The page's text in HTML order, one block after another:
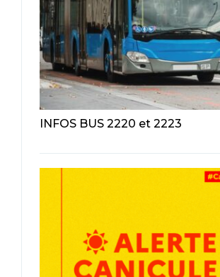
INFOS BUS 2220 et 2223